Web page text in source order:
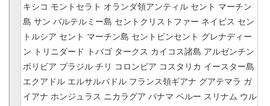
キシコ モントセラト オランダ領アンティル セント マーチン
島 サン バルテルミー島 セントクリストファー ネイビス セン
トルシア セント マーチン島 セントビンセント グレナディー
ン
トリニダード トバゴ タークス カイコス諸島 アルゼンチン
ボリビア ブラジル チリ コロンビア コスタリカ イースター島
エクアドル エルサルバドル フランス領ギアナ グアテマラ ガ
イアナ ホンジュラス ニカラグア パナマ ペルー スリナム ウル